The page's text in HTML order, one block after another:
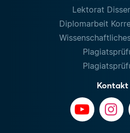
Lektorat
Diplomarbeit
Kontakt